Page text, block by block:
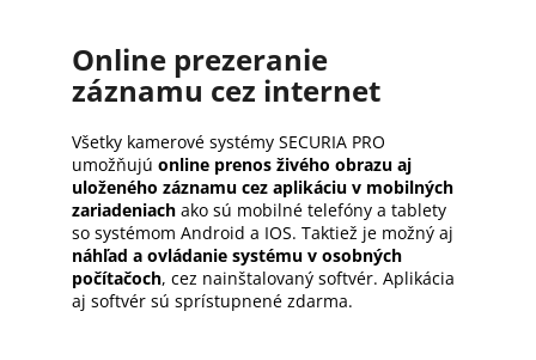
Online prezeranie
záznamu cez internet
Všetky kamerové systémy SECURIA PRO
umožňujú online prenos živého obrazu aj
uloženého záznamu cez aplikáciu v mobilných
zariadeniach ako sú mobilné telefóny a tablety
so systémom Android a IOS. Taktiež je možný aj
náhľad a ovládanie systému v osobných
počítačoch, cez nainštalovaný softvér. Aplikácia
aj softvér sú sprístupnené zdarma.